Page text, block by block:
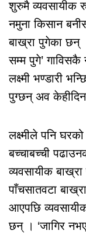
शुरुमै व्यवसायीक
नमुना किसान
बाख्रा पुगेका छन्
सम्म पुगे’
लक्ष्मी भण्डारी
पुग्छन् अव
लक्ष्मीले पनि
बच्चाबच्ची
व्यवसायीक
पाँचसातवटा
आएपछि
छन् । ‘जागिर